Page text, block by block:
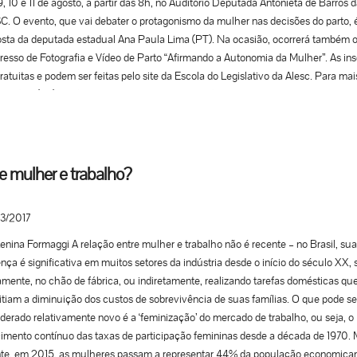
O evento, que vai debater o protagonismo da mulher nas decisões do parto,
da deputada estadual Ana Paula Lima (PT). Na ocasião, ocorrerá também
de Fotografia e Vídeo de Parto “Afirmando a Autonomia da Mulher”. As
e podem ser feitas pelo site da Escola do Legislativo da Alesc. Para
(48) 3221- 2904. Confira a programação: Quarta, 9 de agosto 8h –
Maria Esther Vilela – Coordenadora Geral de Saúde das Mulheres – MS 9h40 –
CRISTIANE KOHATSU 11h – Parto Delas: um olhar fotográfico sobre o parto
no SUS – MARCELA CARVALHO BELTRÃO CAVALCANTI – ROBERTA
MARTINS – DEBORA GUILHERME DE AMORIM 13h – Almoço 14h –
Sociais para consolidar a fotografia na humanização do parto – ALLANA
CORIA 15h40 – Ética e Direitos Autorais na Fotografia de Parto –
PINTO 17h – Fotografia de Parto: uma Oportunidade de Transformação –
18h – Encerramento Quinta, 10 de agosto 8h – Credenciamento 9h –
da Mesa de Homenagem ao Dr.Ricardo Herbert Jones Ana Paula Lima
mulher e trabalho?
2017
Formaggi A relação entre mulher e trabalho não é recente – no Brasil, sua
é significativa em muitos setores da indústria desde o início do século XX,
no chão de fábrica, ou indiretamente, realizando tarefas domésticas
a diminuição dos custos de sobrevivência de suas famílias. O que pode
relativamente novo é a ‘feminização’ do mercado de trabalho, ou seja, o
contínuo das taxas de participação femininas desde a década de 1970.
em 2015, as mulheres passam a representar 44% da população